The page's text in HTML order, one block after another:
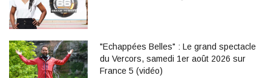
"Echappées Belles" : Le grand spectacle
du Vercors, samedi 1er août 2026 sur
France 5 (vidéo)